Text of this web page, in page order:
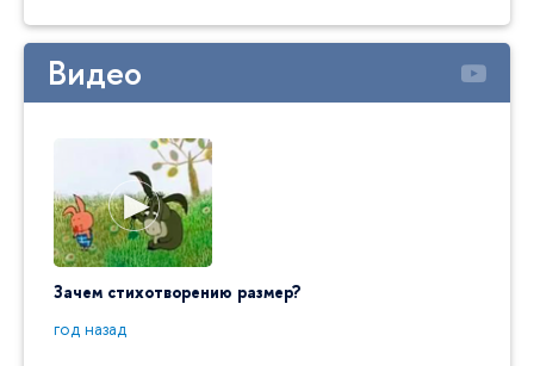
Видео
Зачем стихотворению размер?
год назад